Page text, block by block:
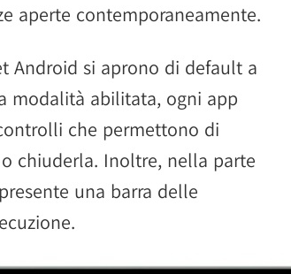
aperte contemporaneamente.
Android si aprono di default a
modalità abilitata, ogni app
che permettono di
chiuderla. Inoltre, nella parte
una barra delle